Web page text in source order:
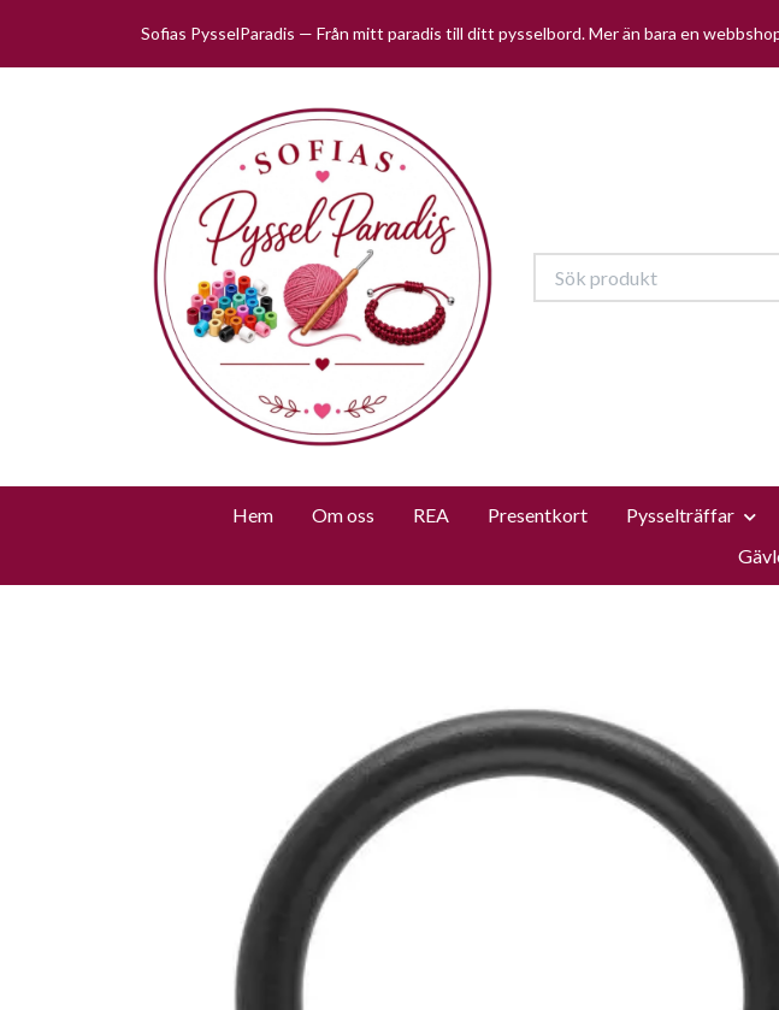
Sofias PysselParadis — Från mitt paradis till ditt pysselbord. Mer än bara en
Hem Om oss REA Presentkort Pysselträffar